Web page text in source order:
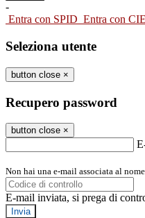
-
Entra con SPID Entra con CIE
Seleziona utente
button close ×
Recupero password
button close ×
Non hai una e-mail associata al
E-mail inviata, si prega di